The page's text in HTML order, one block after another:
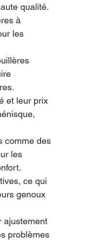
qualité.
à
les
et leur prix
comme des
les
ce qui
genoux
ajustement
problèmes